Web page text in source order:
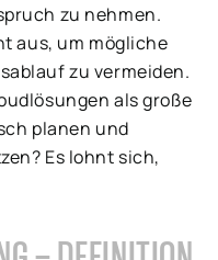
zu nehmen.
aus, um mögliche
zu vermeiden.
als große
planen und
Es lohnt sich,